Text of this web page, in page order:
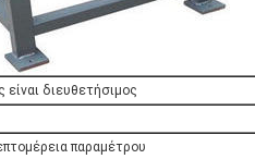
είναι διευθετήσιμος
παραμέτρου